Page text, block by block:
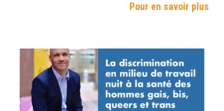
Pour en savoir plus